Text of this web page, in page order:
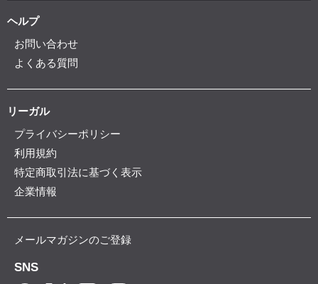
ヘルプ
お問い合わせ
よくある質問
リーガル
プライバシーポリシー
利用規約
特定商取引法に基づく表示
企業情報
メールマガジンのご登録
SNS